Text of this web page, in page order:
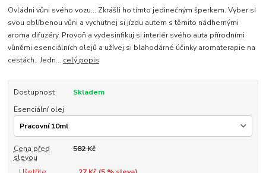
Ovládni vůni svého vozu... Zkrášli ho tímto jedinečným šperkem. Vyber si
svou oblíbenou vůni a vychutnej si jízdu autem s těmito nádhernými
aroma difuzéry. Provoň a vydesinfikuj si interiér svého auta přírodními
vůněmi esenciálních olejů a užívej si blahodárné účinky aromaterapie na
cestách. Jedn... celý popis
Dostupnost
Skladem
Esenciální olej
Cena před
slevou
582 Kč